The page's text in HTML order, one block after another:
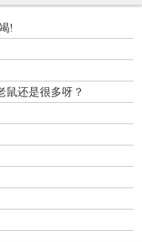
!
鼠还是很多呀？